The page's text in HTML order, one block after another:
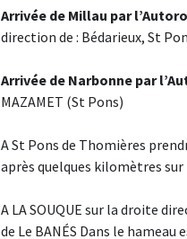
Arrivée de Millau par
direction de : Bédarieux, St
Arrivée de Narbonne par
MAZAMET (St Pons)
A St Pons de Thomières
après quelques kilomètres sur
A LA SOUQUE sur la droite
de Le BANÉS Dans le hameau